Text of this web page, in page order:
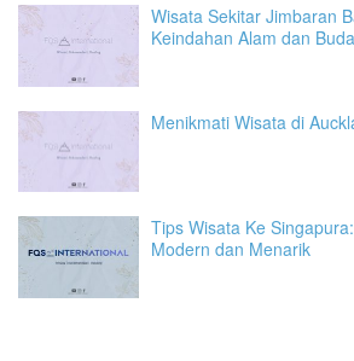
Wisata Sekitar Jimbaran
Keindahan Alam dan
Menikmati Wisata di
Tips Wisata Ke
Modern dan Menarik